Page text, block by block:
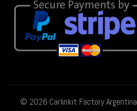
© 2026 Carlinkit Factory Argentina